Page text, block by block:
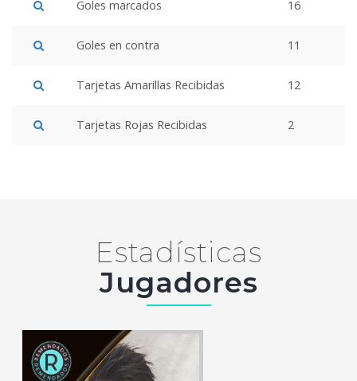
Goles marcados 16
Goles en contra 11
Tarjetas Amarillas Recibidas 12
Tarjetas Rojas Recibidas 2
Estadísticas
Jugadores